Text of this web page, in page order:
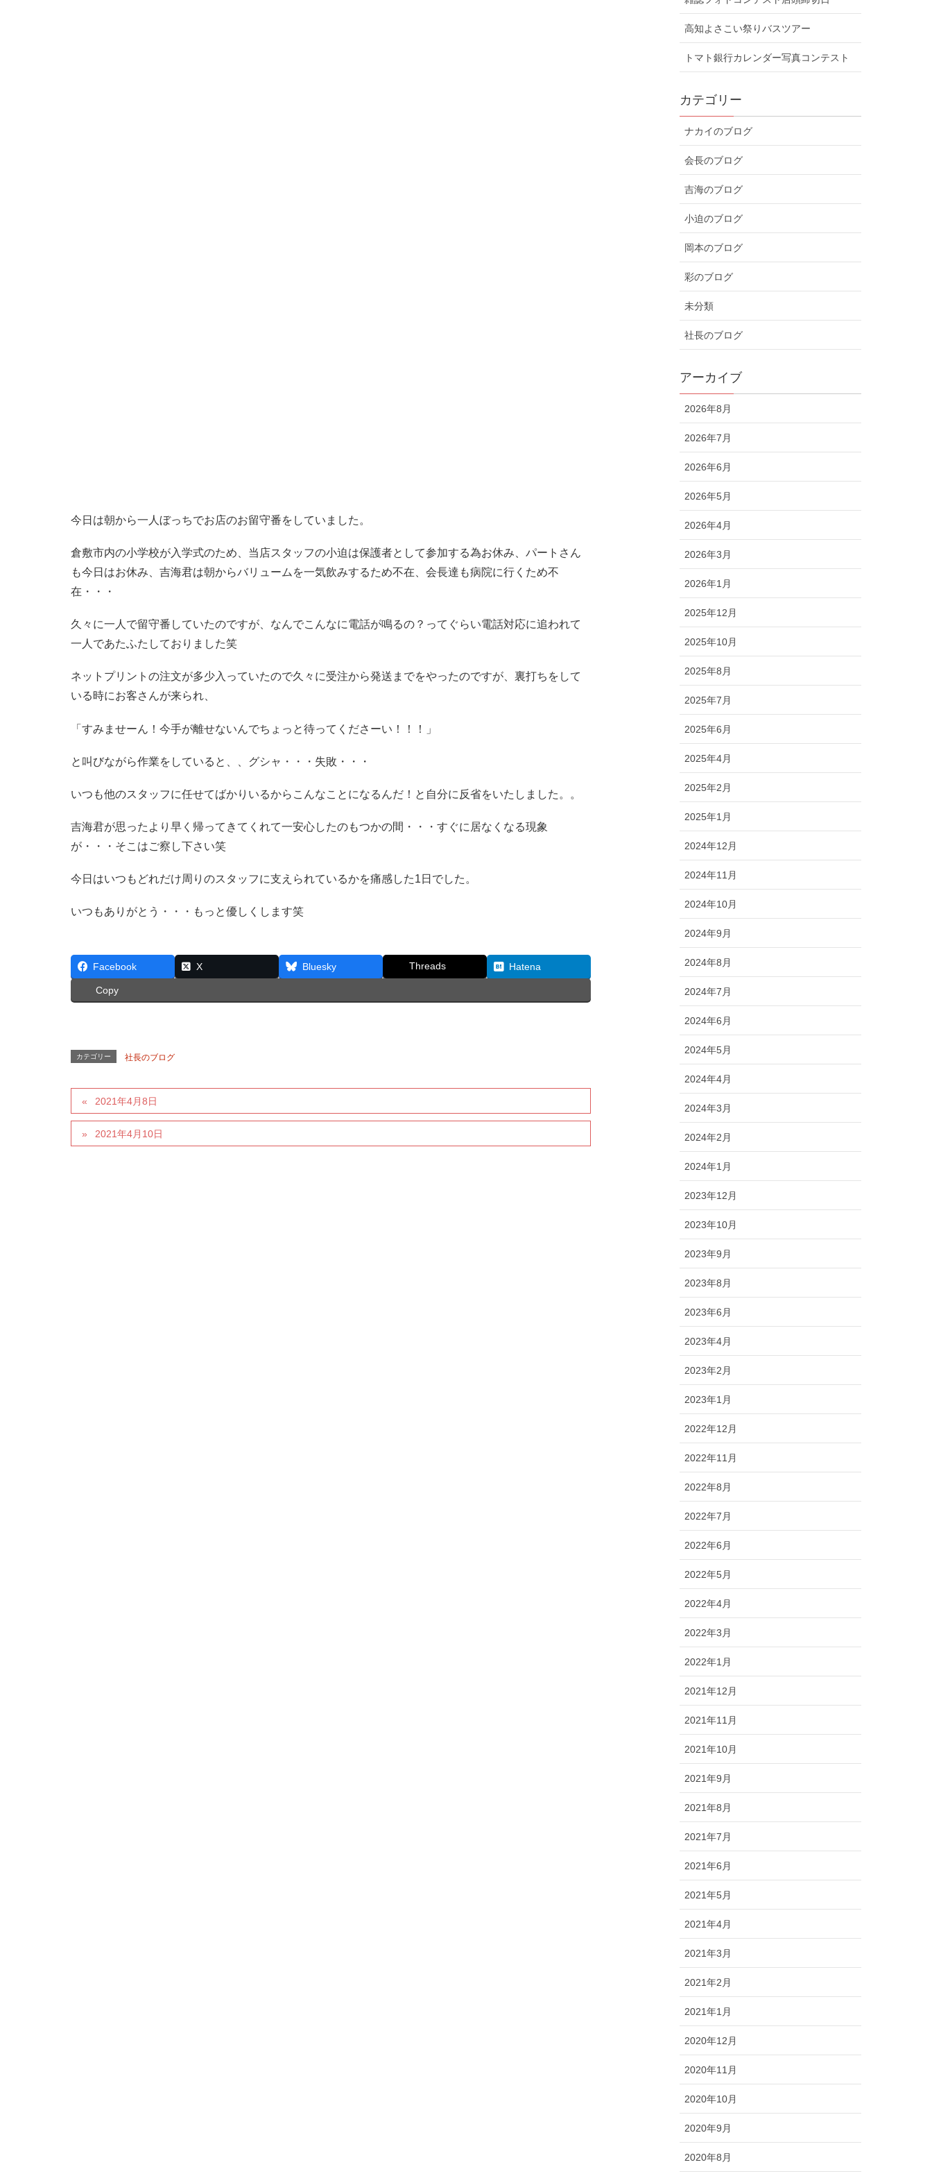
今日は朝から一人ぼっちでお店のお留守番をしていました。
倉敷市内の小学校が入学式のため、当店スタッフの小迫は保護者として参加する為お休み、パートさん
も今日はお休み、吉海君は朝からバリュームを一気飲みするため不在、会長達も病院に行くため不
在・・・
久々に一人で留守番していたのですが、なんでこんなに電話が鳴るの？ってぐらい電話対応に追われて
一人であたふたしておりました笑
ネットプリントの注文が多少入っていたので久々に受注から発送までをやったのですが、裏打ちをして
いる時にお客さんが来られ、
「すみませーん！今手が離せないんでちょっと待ってくださーい！！！」
と叫びながら作業をしていると、、グシャ・・・失敗・・・
いつも他のスタッフに任せてばかりいるからこんなことになるんだ！と自分に反省をいたしました。。
吉海君が思ったより早く帰ってきてくれて一安心したのもつかの間・・・すぐに居なくなる現象
が・・・そこはご察し下さい笑
今日はいつもどれだけ周りのスタッフに支えられているかを痛感した1日でした。
いつもありがとう・・・もっと優しくします笑
Facebook X Bluesky Threads Hatena
Copy
カテゴリー 社長のブログ
2021年4月8日
2021年4月10日
高知よさこい祭りバスツアー
トマト銀行カレンダー写真コンテスト
カテゴリー
ナカイのブログ
会長のブログ
吉海のブログ
小迫のブログ
岡本のブログ
彩のブログ
未分類
社長のブログ
アーカイブ
2026年8月
2026年7月
2026年6月
2026年5月
2026年4月
2026年3月
2026年1月
2025年12月
2025年10月
2025年8月
2025年7月
2025年6月
2025年4月
2025年2月
2025年1月
2024年12月
2024年11月
2024年10月
2024年9月
2024年8月
2024年7月
2024年6月
2024年5月
2024年4月
2024年3月
2024年2月
2024年1月
2023年12月
2023年10月
2023年9月
2023年8月
2023年6月
2023年4月
2023年2月
2023年1月
2022年12月
2022年11月
2022年8月
2022年7月
2022年6月
2022年5月
2022年4月
2022年3月
2022年1月
2021年12月
2021年11月
2021年10月
2021年9月
2021年8月
2021年7月
2021年6月
2021年5月
2021年4月
2021年3月
2021年2月
2021年1月
2020年12月
2020年11月
2020年10月
2020年9月
2020年8月